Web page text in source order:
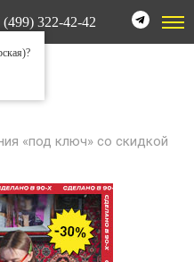
(499) 322-42-42
«под ключ» со скидкой